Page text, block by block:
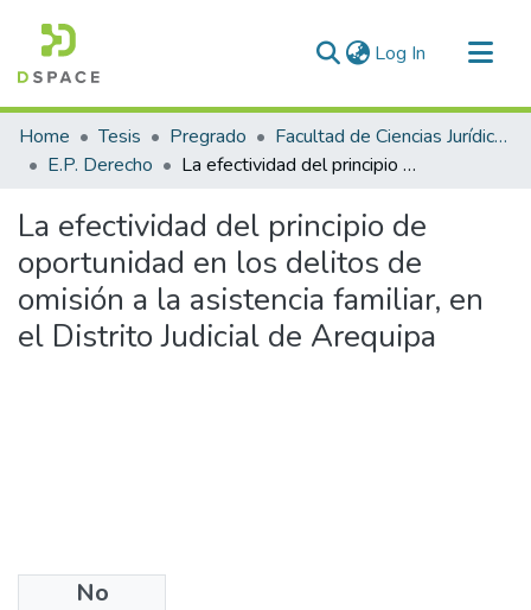
Log In (current)
Communities & Collections
All of DSpace
Home Tesis Pregrado
Facultad de Ciencias Jurídicas y Políticas
E.P. Derecho
La efectividad del principio de oportunidad en los delitos de omisión a la asistencia familiar, en el Distrito Judicial de Arequipa
La efectividad del principio de
oportunidad en los delitos de
omisión a la asistencia familiar, en
el Distrito Judicial de Arequipa
No